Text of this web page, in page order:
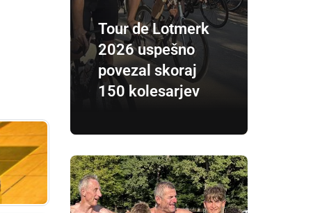
Tour de Lotmerk
2026 uspešno
povezal skoraj
150 kolesarjev